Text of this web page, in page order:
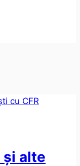
alte